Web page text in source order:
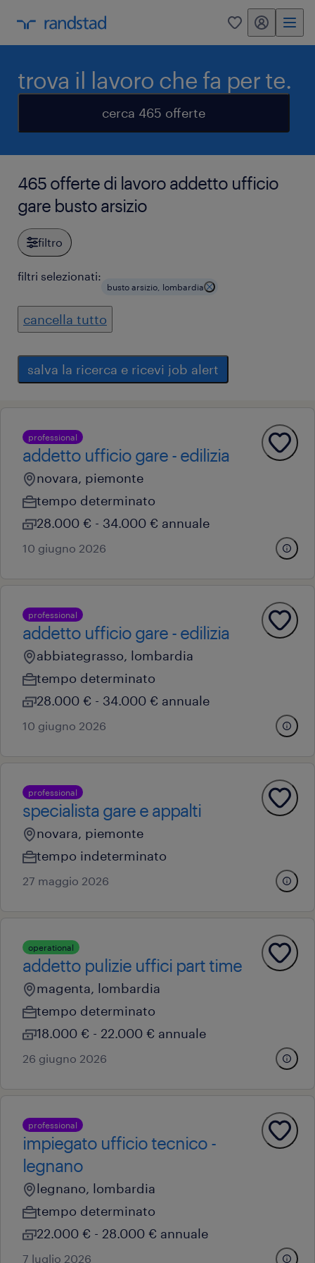
0 my randstad
trova il lavoro che fa per te.
cerca 465 offerte
465 offerte di lavoro addetto ufficio
gare busto arsizio
filtro
filtri selezionati:
busto arsizio, lombardia
cancella tutto
salva la ricerca e ricevi job alert
professional
addetto ufficio gare - edilizia
novara, piemonte
tempo determinato
28.000 € - 34.000 € annuale
10 giugno 2026
professional
addetto ufficio gare - edilizia
abbiategrasso, lombardia
tempo determinato
28.000 € - 34.000 € annuale
10 giugno 2026
professional
specialista gare e appalti
novara, piemonte
tempo indeterminato
27 maggio 2026
operational
addetto pulizie uffici part time
magenta, lombardia
tempo determinato
18.000 € - 22.000 € annuale
26 giugno 2026
professional
impiegato ufficio tecnico -
legnano
legnano, lombardia
tempo determinato
22.000 € - 28.000 € annuale
7 luglio 2026